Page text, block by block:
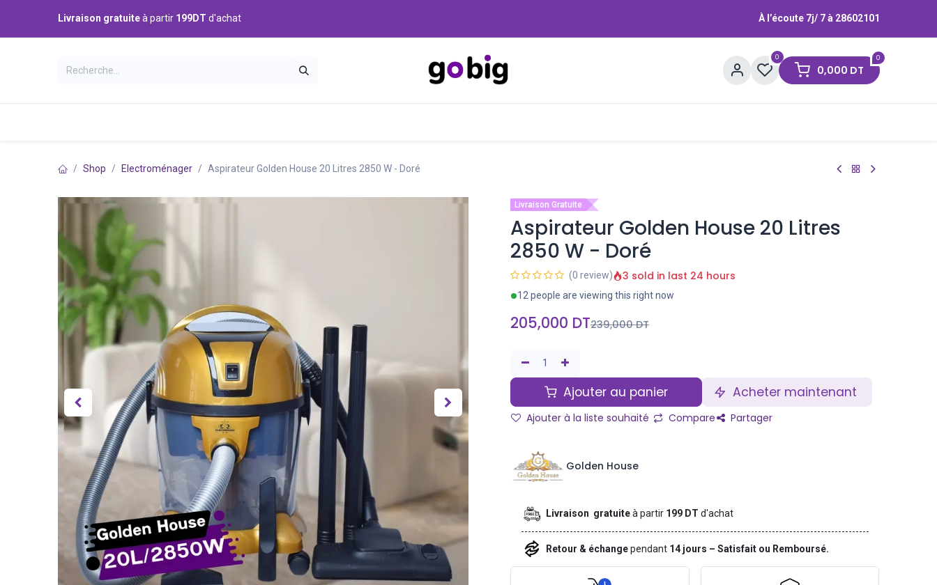
Livraison gratuiteà partir 199DT d'achat À l’écoute 7j/ 7 à 28602101
0 0
0,000 DT
Shop Electroménager Aspirateur Golden House 20 Litres 2850 W - Doré
Livraison Gratuite
Aspirateur Golden House 20 Litres
2850 W - Doré
(0 review) 3 sold in last 24 hours
12 people are viewing this right now
205,000 DT239,000DT
Ajouter au panier Acheter maintenant
Ajouter à la liste souhaité Compare Partager
Golden House
Livraison gratuiteà partir 199 DTd'achat
Retour & échangependant 14 jours – Satisfait ou Remboursé.